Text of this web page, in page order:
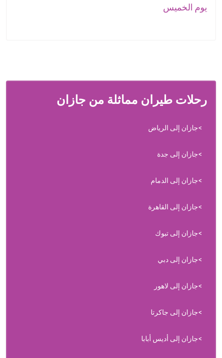
يوم الخميس
رحلات طيران مماثلة من جازان
جازان إلى الرياض
جازان إلى جدة
جازان إلى الدمام
جازان إلى القاهرة
جازان إلى تبوك
جازان إلى دبي
جازان إلى لاهور
جازان إلى جاكرتا
جازان إلى أديس أبابا